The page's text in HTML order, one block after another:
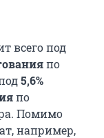
всего под
по
5,6%
по
Помимо
например,